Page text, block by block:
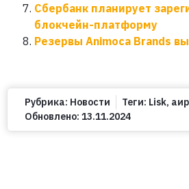
Сбербанк планирует
блокчейн-платформу
Резервы Animoca Brands
Рубрика: Новости Теги: Lisk,
Обновлено: 13.11.2024